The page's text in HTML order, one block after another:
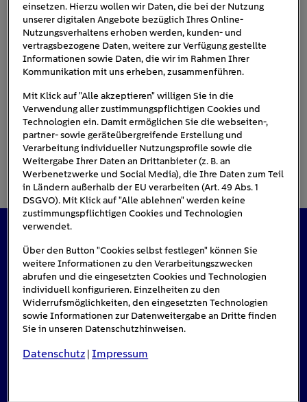
Das könnte Sie auch interessieren
#Solarenergie
einsetzen. Hierzu wollen wir Daten, die bei der Nutzung
unserer digitalen Angebote bezüglich Ihres Online-
Nutzungsverhaltens erhoben werden, kunden- und
vertragsbezogene Daten, weitere zur Verfügung gestellte
Informationen sowie Daten, die wir im Rahmen Ihrer
Kommunikation mit uns erheben, zusammenführen.
Mit Klick auf "Alle akzeptieren" willigen Sie in die
Verwendung aller zustimmungspflichtigen Cookies und
Technologien ein. Damit ermöglichen Sie die webseiten-,
partner- sowie geräteübergreifende Erstellung und
Verarbeitung individueller Nutzungsprofile sowie die
Weitergabe Ihrer Daten an Drittanbieter (z. B. an
Werbenetzwerke und Social Media), die Ihre Daten zum Teil
in Ländern außerhalb der EU verarbeiten (Art. 49 Abs. 1
DSGVO). Mit Klick auf "Alle ablehnen" werden keine
zustimmungspflichtigen Cookies und Technologien
verwendet.
Über den Button "Cookies selbst festlegen" können Sie
weitere Informationen zu den Verarbeitungszwecken
abrufen und die eingesetzten Cookies und Technologien
individuell konfigurieren. Einzelheiten zu den
Widerrufsmöglichkeiten, den eingesetzten Technologien
sowie Informationen zur Datenweitergabe an Dritte finden
Sie in unseren Datenschutzhinweisen.
Datenschutz |Impressum